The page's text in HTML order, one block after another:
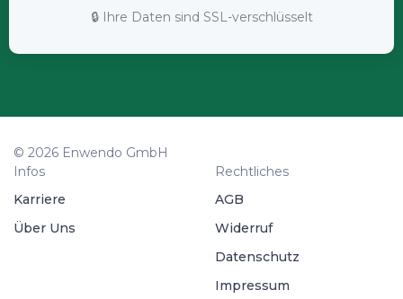
🔒 Ihre Daten sind SSL-verschlüsselt
© 2026 Enwendo GmbH
Infos
Karriere
Über Uns
Rechtliches
AGB
Widerruf
Datenschutz
Impressum